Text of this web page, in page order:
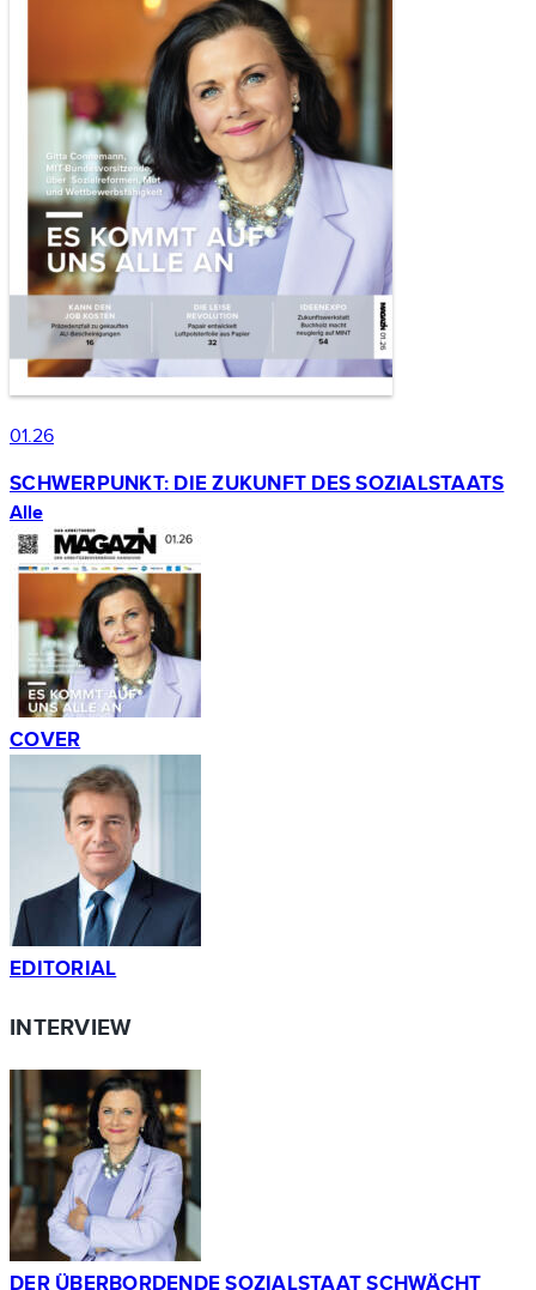
01.26
SCHWERPUNKT: DIE ZUKUNFT DES SOZIALSTAATS
Alle
COVER
EDITORIAL
INTERVIEW
DER ÜBERBORDENDE SOZIALSTAAT SCHWÄCHT